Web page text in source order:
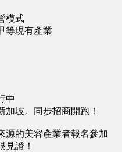
模式
等現有產業
中
坡。同步招商開跑！
源的美容產業者報名參加
見證！